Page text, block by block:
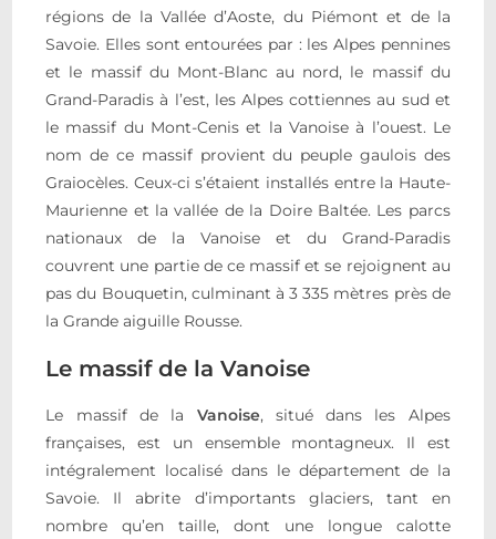
régions de la Vallée d’Aoste, du Piémont et de la
Savoie. Elles sont entourées par : les Alpes pennines
et le massif du Mont-Blanc au nord, le massif du
Grand-Paradis à l’est, les Alpes cottiennes au sud et
le massif du Mont-Cenis et la Vanoise à l’ouest. Le
nom de ce massif provient du peuple gaulois des
Graiocèles. Ceux-ci s’étaient installés entre la Haute-
Maurienne et la vallée de la Doire Baltée. Les parcs
nationaux de la Vanoise et du Grand-Paradis
couvrent une partie de ce massif et se rejoignent au
pas du Bouquetin, culminant à 3 335 mètres près de
la Grande aiguille Rousse.
Le massif de la Vanoise
Le massif de la Vanoise, situé dans les Alpes
françaises, est un ensemble montagneux. Il est
intégralement localisé dans le département de la
Savoie. Il abrite d’importants glaciers, tant en
nombre qu’en taille, dont une longue calotte